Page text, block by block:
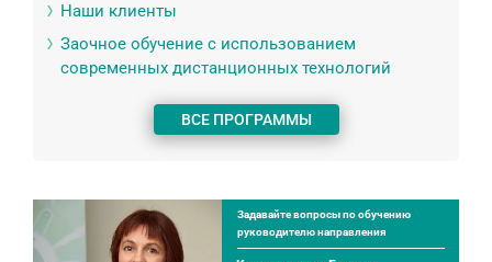
Наши клиенты
Заочное обучение с использованием
современных дистанционных технологий
ВСЕ ПРОГРАММЫ
Задавайте вопросы по обучению
руководителю направления